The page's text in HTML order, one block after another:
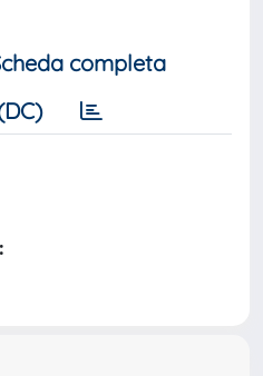
completa